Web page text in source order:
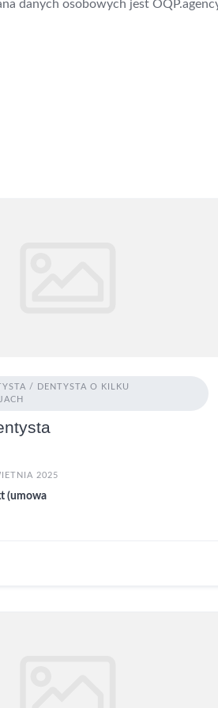
danych osobowych jest
/ DENTYSTA O KILKU
2025
(umowa